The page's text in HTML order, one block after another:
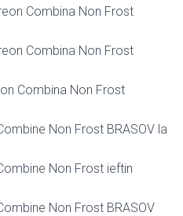
Combina Non Frost
Combina Non Frost
Combina Non Frost
Non Frost BRASOV la
Non Frost ieftin
Non Frost BRASOV